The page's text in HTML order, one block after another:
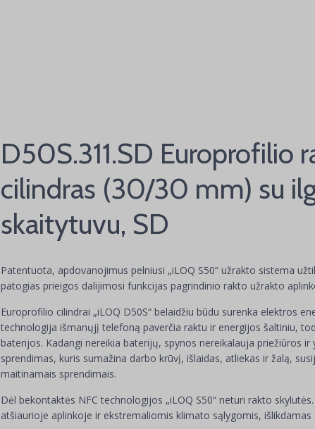
D50S.311.SD Europrofilio
cilindras (30/30 mm) su
skaitytuvu, SD
Patentuota, apdovanojimus pelniusi „iLOQ S50“ užrakto sistema
patogias prieigos dalijimosi funkcijas pagrindinio rakto užrakto
Europrofilio cilindrai „iLOQ D50S“ belaidžiu būdu surenka elektros
technologija išmanųjį telefoną paverčia raktu ir energijos šaltiniu,
baterijos. Kadangi nereikia baterijų, spynos nereikalauja priežiūros ir
sprendimas, kuris sumažina darbo krūvį, išlaidas, atliekas ir žalą,
maitinamais sprendimais.
Dėl bekontaktės NFC technologijos „iLOQ S50“ neturi rakto
atšiaurioje aplinkoje ir ekstremaliomis klimato sąlygomis, išlikdamas